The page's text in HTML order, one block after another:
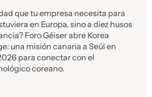
que tu empresa necesita para
en Europa, sino a diez husos
Foro Géiser abre Korea
una misión canaria a Seúl en
para conectar con el
coreano.